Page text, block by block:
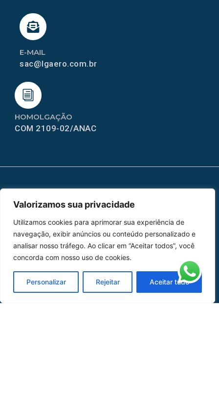
Valorizamos sua privacidade
Utilizamos cookies para aprimorar sua experiência de
navegação, exibir anúncios ou conteúdo personalizado e
analisar nosso tráfego. Ao clicar em “Aceitar todos”, você
concorda com nosso uso de cookies.
Personalizar Rejeitar Aceitar tudo
HOMOLGAÇÃO
COM 2109-02/ANAC
E-MAIL
sac@lgaero.com.br
Peças
Catálogo de Aplicações
Oficina de Mangueiras